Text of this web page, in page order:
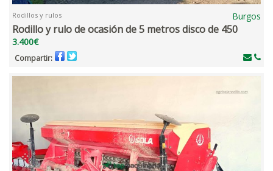
Rodillos y rulos Burgos
Rodillo y rulo de ocasión de 5 metros disco de 450
3.400€
Compartir: